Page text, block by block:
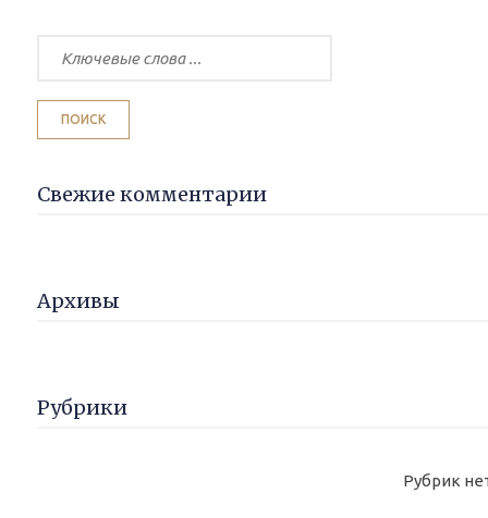
Свежие комментарии
Архивы
Рубрики
Рубрик